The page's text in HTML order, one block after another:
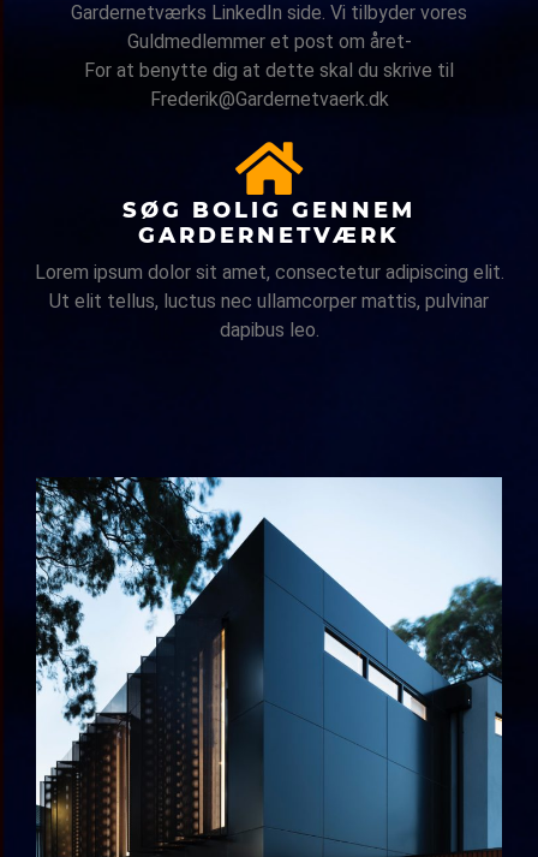
Gardernetværks LinkedIn side. Vi tilbyder vores
Guldmedlemmer et post om året-
For at benytte dig at dette skal du skrive til
Frederik@Gardernetvaerk.dk
SØG BOLIG GENNEM
GARDERNETVÆRK
Lorem ipsum dolor sit amet, consectetur adipiscing elit.
Ut elit tellus, luctus nec ullamcorper mattis, pulvinar
dapibus leo.